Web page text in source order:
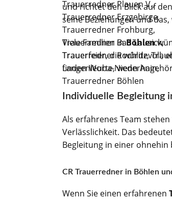
und richtet den Blick auf
seine Beziehungen und
Viele Familien inBöhlen
Trauerfeier, die würdevoll,
finden Worte, wenn
Individuelle Begleitung
Als erfahrenes Team
Verlässlichkeit. Das
Begleitung in einer ohnehin
CR Trauerredner in Böhlen
Wenn Sie einen erfahrenen